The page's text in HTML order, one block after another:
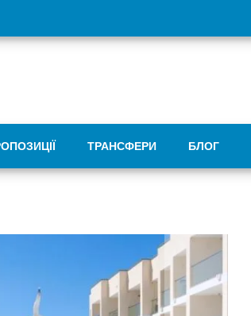
ТРАНСФЕРИ БЛОГ